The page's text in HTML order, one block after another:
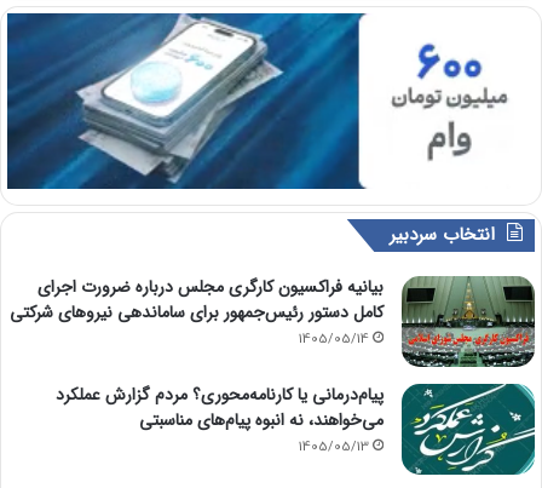
انتخاب سردبیر
بیانیه فراکسیون کارگری مجلس درباره ضرورت اجرای
کامل دستور رئیس‌جمهور برای ساماندهی نیروهای شرکتی
1405/05/14
پیام‌درمانی یا کارنامه‌محوری؟ مردم گزارش عملکرد
می‌خواهند، نه انبوه پیام‌های مناسبتی
1405/05/13